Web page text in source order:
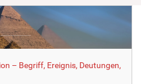
– Begriff, Ereignis, Deutungen,